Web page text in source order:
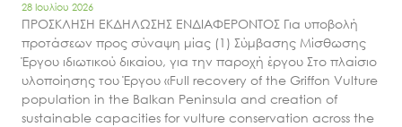
28 Ιουλίου 2026
ΠΡΟΣΚΛΗΣΗ ΕΚΔΗΛΩΣΗΣ ΕΝΔΙΑΦΕΡΟΝΤΟΣ Για υποβολή
προτάσεων προς σύναψη μίας (1) Σύμβασης Μίσθωσης
Έργου ιδιωτικού δικαίου, για την παροχή έργου Στο πλαίσιο
υλοποίησης του Έργου «Full recovery of the Griffon Vulture
population in the Balkan Peninsula and creation of
sustainable capacities for vulture conservation across the